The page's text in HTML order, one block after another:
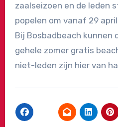
zaalseizoen en de leden
popelen om vanaf 29
Bij Bosbadbeach kunnen
gehele zomer gratis
niet-leden zijn hier van